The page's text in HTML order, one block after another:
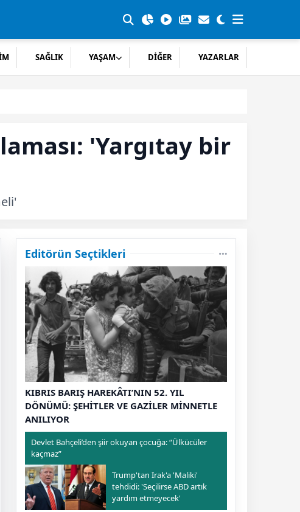
SAĞLIK YAŞAM DİĞER YAZARLAR
'Yargıtay bir
Editörün Seçtikleri
KIBRIS BARIŞ HAREKÂTI’NIN 52. YIL
DÖNÜMÜ: ŞEHİTLER VE GAZİLER MİNNETLE
ANILIYOR
Devlet Bahçeli’den şiir okuyan çocuğa: “Ülkücüler
kaçmaz”
Trump'tan Irak'a 'Maliki'
tehdidi: 'Seçilirse ABD artık
yardım etmeyecek'